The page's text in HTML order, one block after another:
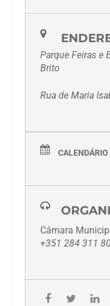
Parque Feiras e
Brito
Rua de Maria
CALENDÁRIO
Câmara
+351 284 311